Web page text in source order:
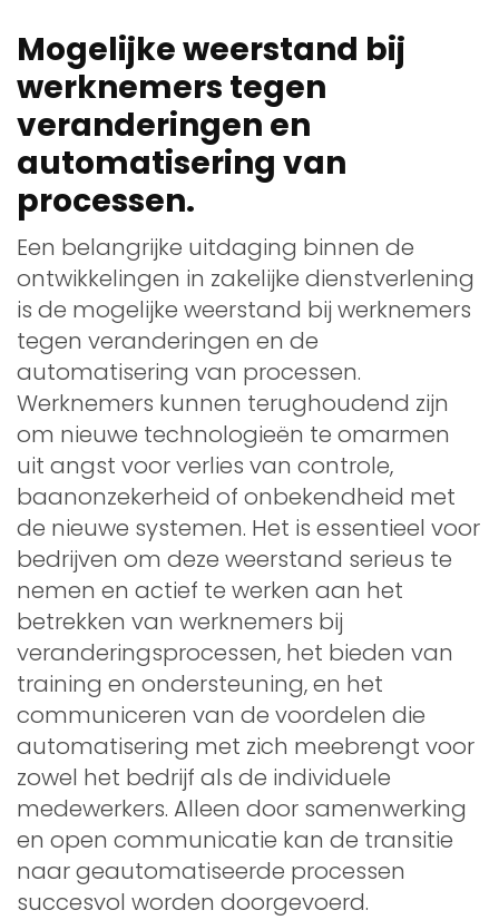
Mogelijke weerstand bij
werknemers tegen
veranderingen en
automatisering van
processen.
Een belangrijke uitdaging binnen de
ontwikkelingen in zakelijke dienstverlening
is de mogelijke weerstand bij werknemers
tegen veranderingen en de
automatisering van processen.
Werknemers kunnen terughoudend zijn
om nieuwe technologieën te omarmen
uit angst voor verlies van controle,
baanonzekerheid of onbekendheid met
de nieuwe systemen. Het is essentieel voor
bedrijven om deze weerstand serieus te
nemen en actief te werken aan het
betrekken van werknemers bij
veranderingsprocessen, het bieden van
training en ondersteuning, en het
communiceren van de voordelen die
automatisering met zich meebrengt voor
zowel het bedrijf als de individuele
medewerkers. Alleen door samenwerking
en open communicatie kan de transitie
naar geautomatiseerde processen
succesvol worden doorgevoerd.